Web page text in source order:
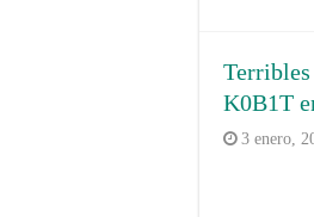
K0B1T
3 enero,